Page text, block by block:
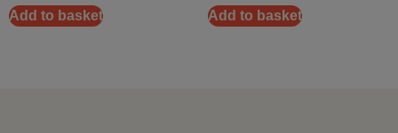
Add to basket Add to basket